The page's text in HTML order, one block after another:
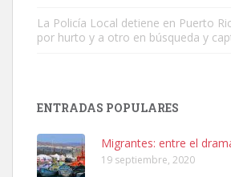
SHIBA PERDIDO AVDA JOSE MESA Y
06/07/2025 ZONA MESA Y LOPEZ. ES MUY
Leales.org » Gran Canaria | 6.7.2025
La Policía Local detiene en Puerto
por hurto y a otro en búsqueda y
ENTRADAS POPULARES
Migrantes: entre el
19 septiembre, 2020